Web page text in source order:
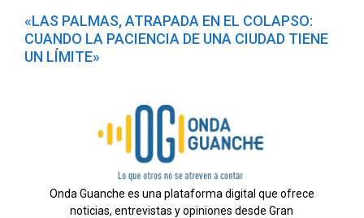
«LAS PALMAS, ATRAPADA EN EL COLAPSO:
CUANDO LA PACIENCIA DE UNA CIUDAD TIENE
UN LÍMITE»
Onda Guanche es una plataforma digital que ofrece
noticias, entrevistas y opiniones desde Gran